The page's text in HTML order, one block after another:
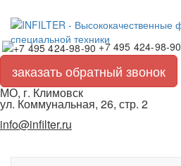
+7 495 424-98-90
заказать обратный звонок
МО, г. Климовск
ул. Коммунальная, 26, стр. 2
info@infilter.ru